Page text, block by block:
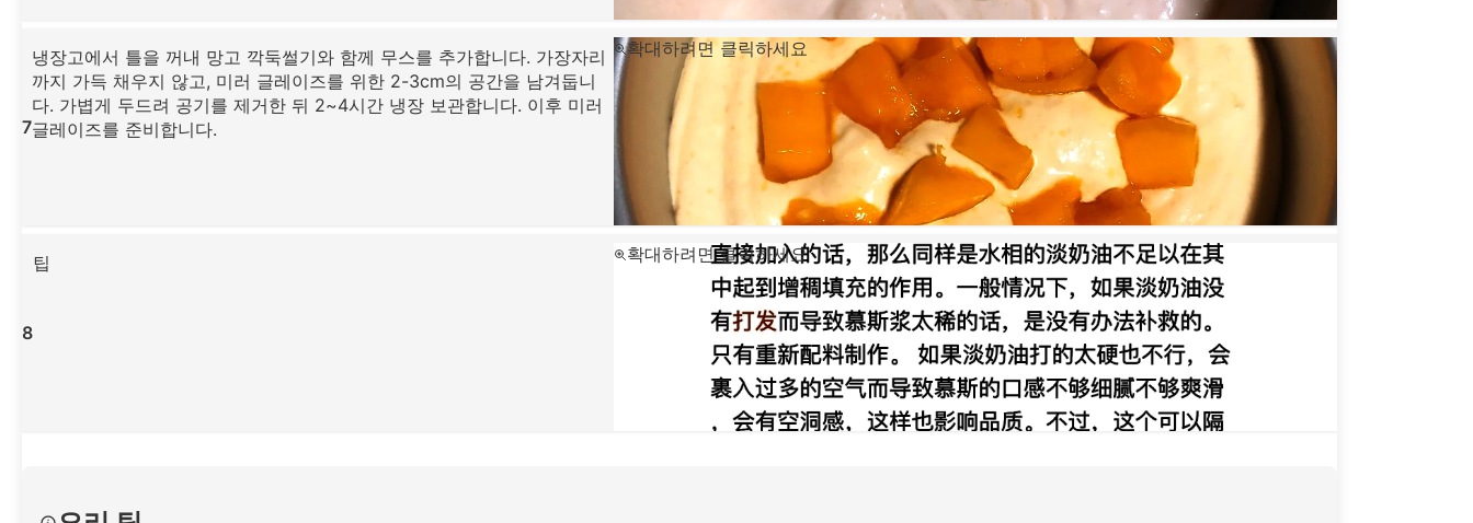
7
냉장고에서 틀을 꺼내 망고 깍둑썰기와 함께 무스를 추가합니다. 가장자리
까지 가득 채우지 않고, 미러 글레이즈를 위한 2-3cm의 공간을 남겨둡니
다. 가볍게 두드려 공기를 제거한 뒤 2~4시간 냉장 보관합니다. 이후 미러
글레이즈를 준비합니다.
확대하려면 클릭하세요
8
팁 확대하려면 클릭하세요